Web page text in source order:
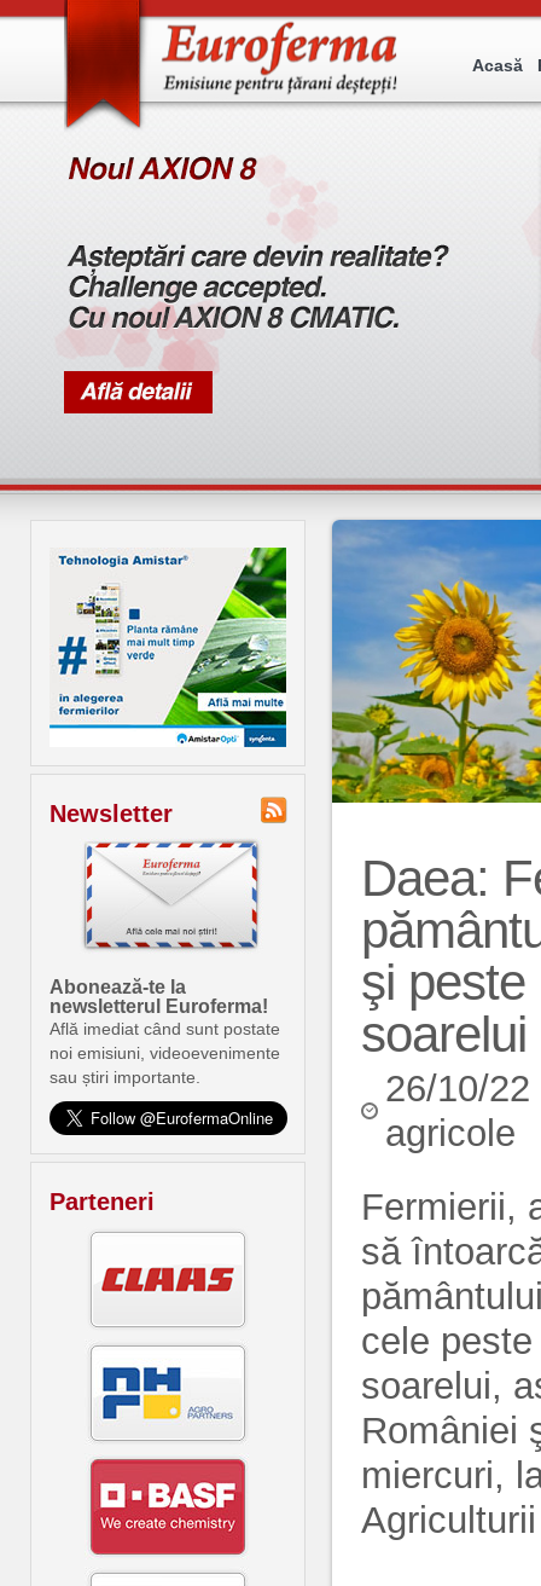
Acasă
Newsletter
Abonează-te la
newsletterul Euroferma!
Află imediat când sunt postate
noi emisiuni, videoevenimente
sau știri importante.
Parteneri
Daea:
şi peste
soarelui
26/10/
agricole
Fermierii,
să
cele
soarelui,
României
miercuri,